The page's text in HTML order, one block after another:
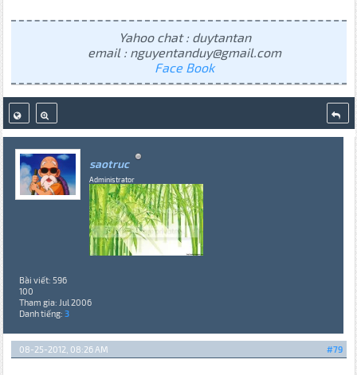
Yahoo chat : duytantan
email : nguyentanduy@gmail.com
Face Book
saotruc
Administrator
Bài viết: 596
100
Tham gia: Jul 2006
Danh tiếng: 3
#79
08-25-2012, 08:26 AM